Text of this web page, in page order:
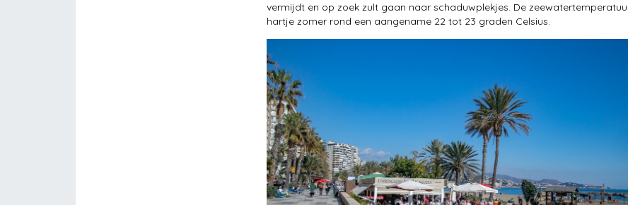
vermijdt en op zoek zult gaan naar schaduwplekjes. De
hartje zomer rond een aangename 22 tot 23 graden Celsius.